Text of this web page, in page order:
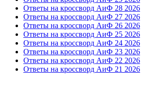
Ответы на кроссворд АиФ 28 2026
Ответы на кроссворд АиФ 27 2026
Ответы на кроссворд АиФ 26 2026
Ответы на кроссворд АиФ 25 2026
Ответы на кроссворд АиФ 24 2026
Ответы на кроссворд АиФ 23 2026
Ответы на кроссворд АиФ 22 2026
Ответы на кроссворд АиФ 21 2026